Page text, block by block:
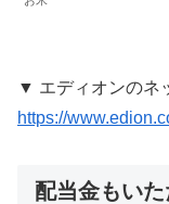
▼ エディオンのネ
https://
配当金もい